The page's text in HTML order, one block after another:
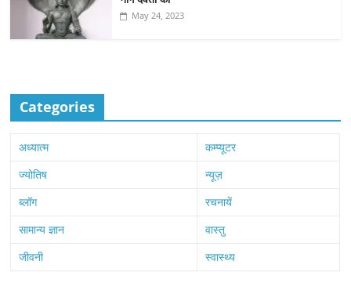
May 24, 2023
Categories
अध्यात्म
कम्प्यूटर
ज्योतिष
न्यूज़
ब्लॉग
रचनायें
सामान्य ज्ञान
वास्तु
जीवनी
स्वास्थ्य